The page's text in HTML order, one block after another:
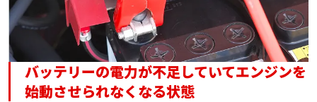
バッテリーの電力が不足していてエンジンを
始動させられなくなる状態